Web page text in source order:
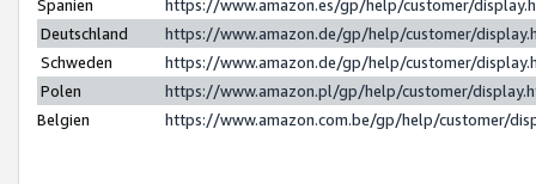
Spanien
https://www.amazon.es/gp/help/customer/
Deutschland
https://www.amazon.de/gp/help/customer/
Schweden
https://www.amazon.de/gp/help/customer/
Polen
https://www.amazon.pl/gp/help/customer/
Belgien
https://www.amazon.com.be/gp/help/customer/